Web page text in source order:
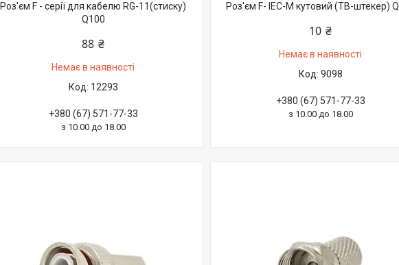
Роз'єм F - серії для кабелю RG-11(стиску)
Q100
88 ₴
Немає в наявності
12293
+380 (67) 571-77-33
з 10.00 до 18.00
Роз'єм F- IEC-M кутовий (ТВ-штекер)
10 ₴
Немає в наявності
9098
+380 (67) 571-77-33
з 10.00 до 18.00